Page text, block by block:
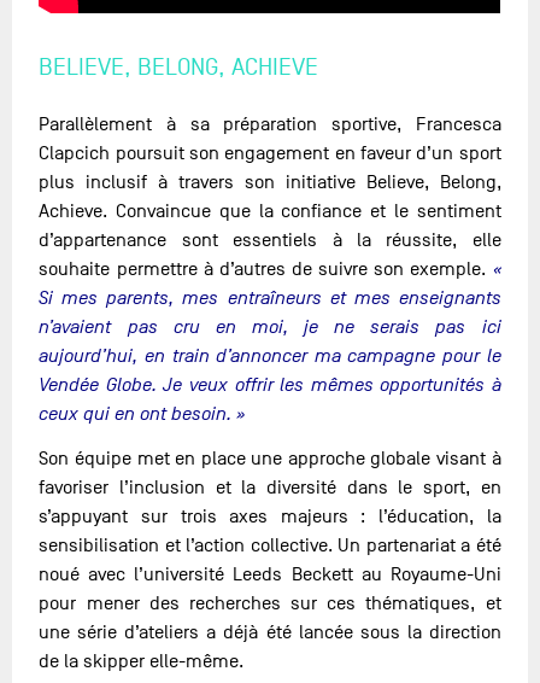
BELIEVE, BELONG, ACHIEVE
Parallèlement à sa préparation sportive, Francesca
Clapcich poursuit son engagement en faveur d’un sport
plus inclusif à travers son initiative Believe, Belong,
Achieve. Convaincue que la confiance et le sentiment
d’appartenance sont essentiels à la réussite, elle
souhaite permettre à d’autres de suivre son exemple. «
Si mes parents, mes entraîneurs et mes enseignants
n’avaient pas cru en moi, je ne serais pas ici
aujourd’hui, en train d’annoncer ma campagne pour le
Vendée Globe. Je veux offrir les mêmes opportunités à
ceux qui en ont besoin. »
Son équipe met en place une approche globale visant à
favoriser l’inclusion et la diversité dans le sport, en
s’appuyant sur trois axes majeurs : l’éducation, la
sensibilisation et l’action collective. Un partenariat a été
noué avec l’université Leeds Beckett au Royaume-Uni
pour mener des recherches sur ces thématiques, et
une série d’ateliers a déjà été lancée sous la direction
de la skipper elle-même.